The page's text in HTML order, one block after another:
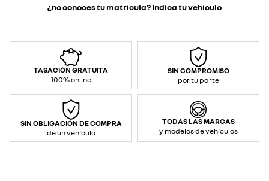
¿no conoces tu matrícula? Indica tu vehículo
TASACIÓN GRATUITA
100% online
SIN COMPROMISO
por tu parte
SIN OBLIGACIÓN DE COMPRA
de un vehículo
TODAS LAS MARCAS
y modelos de vehículos